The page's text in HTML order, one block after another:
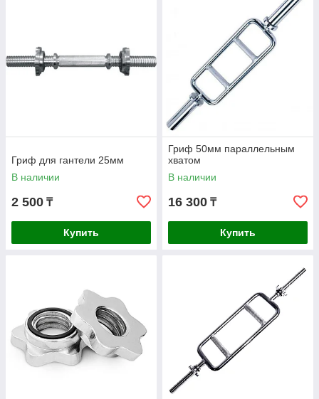
Гриф для гантели 25мм
В наличии
2 500 ₸
Купить
Гриф 50мм параллельным
хватом
В наличии
16 300 ₸
Купить